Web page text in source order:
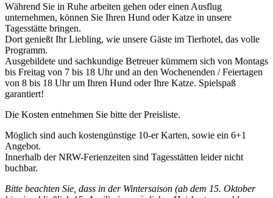
Während Sie in Ruhe arbeiten gehen oder einen Ausflug
unternehmen, können Sie Ihren Hund oder Katze in unsere
Tagesstätte bringen.
Dort genießt Ihr Liebling, wie unsere Gäste im Tierhotel, das volle
Programm.
Ausgebildete und sachkundige Betreuer kümmern sich von Montags
bis Freitag von 7 bis 18 Uhr und an den Wochenenden / Feiertagen
von 8 bis 18 Uhr um Ihren Hund oder Ihre Katze. Spielspaß
garantiert!
Die Kosten entnehmen Sie bitte der Preisliste.
Möglich sind auch kostengünstige 10-er Karten, sowie ein 6+1
Angebot.
Innerhalb der NRW-Ferienzeiten sind Tagesstätten leider nicht
buchbar.
Bitte beachten Sie, dass in der Wintersaison (ab dem 15. Oktober